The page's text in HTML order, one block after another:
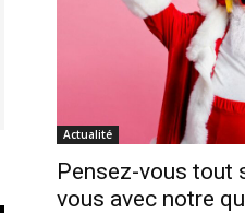
Actualité
Pensez-vous tout
vous avec notre